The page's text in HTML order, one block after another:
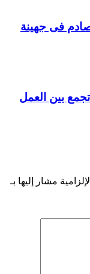
فى جهينة
بين العمل
مشار إليها بـ